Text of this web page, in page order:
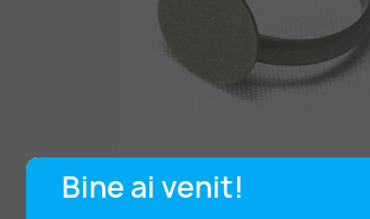
Bine ai venit!Bază Inel Platou 10mm Bronz